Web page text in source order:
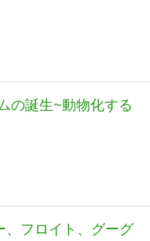
の誕生~動物化する
、フロイト、グーグ